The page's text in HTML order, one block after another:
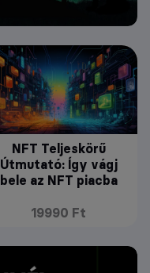
NFT Teljeskörű
Útmutató: Így vágj
bele az NFT piacba
19990 Ft